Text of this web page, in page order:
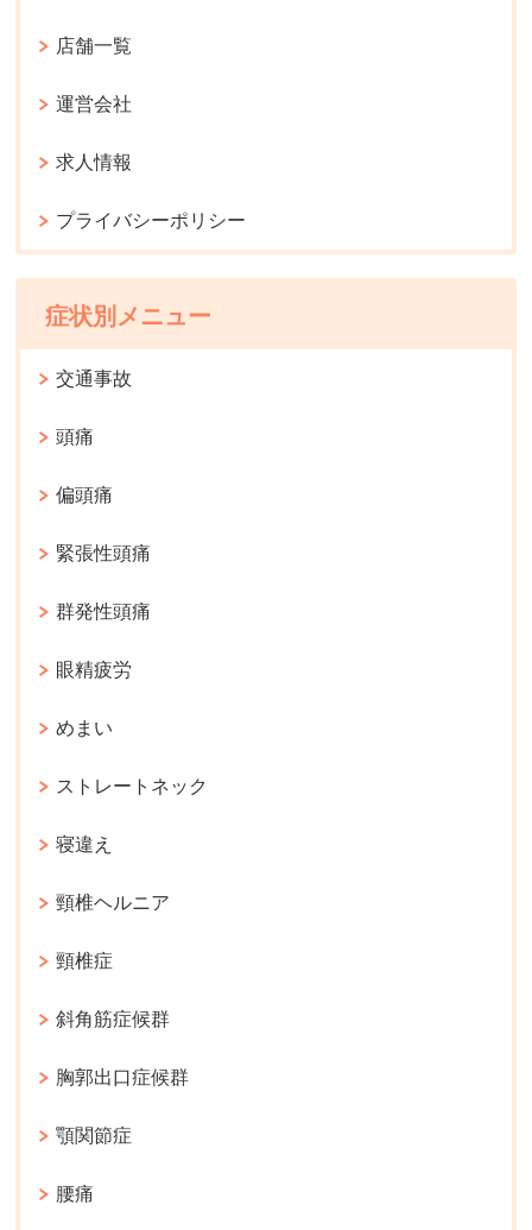
店舗一覧
運営会社
求人情報
プライバシーポリシー
症状別メニュー
交通事故
頭痛
偏頭痛
緊張性頭痛
群発性頭痛
眼精疲労
めまい
ストレートネック
寝違え
頸椎ヘルニア
頸椎症
斜角筋症候群
胸郭出口症候群
顎関節症
腰痛